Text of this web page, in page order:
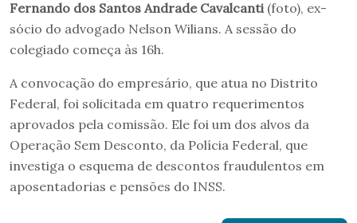
Fernando dos Santos Andrade Cavalcanti(foto), ex-
sócio do advogado Nelson Wilians. A sessão do
colegiado começa às 16h.
A convocação do empresário, que atua no Distrito
Federal, foi solicitada em quatro requerimentos
aprovados pela comissão. Ele foi um dos alvos da
Operação Sem Desconto, da Polícia Federal, que
investiga o esquema de descontos fraudulentos em
aposentadorias e pensões do INSS.